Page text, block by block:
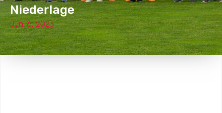
Niederlage
Juni 6, 2023